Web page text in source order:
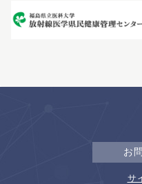
お
サ